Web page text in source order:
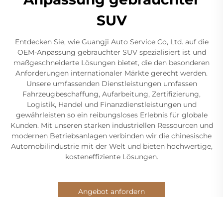
SUV
Entdecken Sie, wie Guangji Auto Service Co, Ltd. auf die
OEM-Anpassung gebrauchter SUV spezialisiert ist und
maßgeschneiderte Lösungen bietet, die den besonderen
Anforderungen internationaler Märkte gerecht werden.
Unsere umfassenden Dienstleistungen umfassen
Fahrzeugbeschaffung, Aufarbeitung, Zertifizierung,
Logistik, Handel und Finanzdienstleistungen und
gewährleisten so ein reibungsloses Erlebnis für globale
Kunden. Mit unseren starken industriellen Ressourcen und
modernen Betriebsanlagen verbinden wir die chinesische
Automobilindustrie mit der Welt und bieten hochwertige,
kosteneffiziente Lösungen.
Angebot anfordern